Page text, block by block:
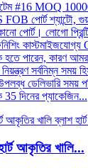
#16 MOQ
পোর্ট শ্যান্টৌ,
পোর্ট। লোগো
কাস্টমাইজযোগ্য
পারেন, কারণ
সর্বনিম্ন সময়
ডেলিভারি সময়
35 দিনের প্যাকেজিন...
আকৃতির খালি...